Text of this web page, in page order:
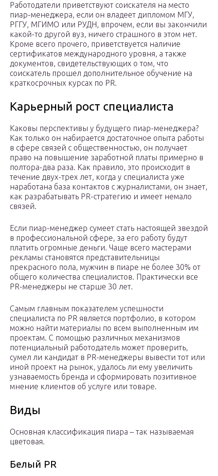
Работодатели приветствуют соискателя на место
пиар-менеджера, если он владеет дипломом МГУ,
РГГУ, МГИМО или РУДН, впрочем, если вы закончили
какой-то другой вуз, ничего страшного в этом нет.
Кроме всего прочего, приветствуется наличие
сертификатов международного уровня, а также
документов, свидетельствующих о том, что
соискатель прошел дополнительное обучение на
краткосрочных курсах по PR.
Карьерный рост специалиста
Каковы перспективы у будущего пиар-менеджера?
Как только он набирается достаточное опыта работы
в сфере связей с общественностью, он получает
право на повышение заработной платы примерно в
полтора-два раза. Как правило, это происходит в
течение двух-трех лет, когда у специалиста уже
наработана база контактов с журналистами, он знает,
как разрабатывать PR-стратегию и имеет немало
связей.
Если пиар-менеджер сумеет стать настоящей звездой
в профессиональной сфере, за его работу будут
платить огромные деньги. Чаще всего мастерами
рекламы становятся представительницы
прекрасного пола, мужчин в пиаре не более 30% от
общего количества специалистов. Практически все
PR-менеджеры не старше 30 лет.
Самым главным показателем успешности
специалиста по PR является портфолио, в котором
можно найти материалы по всем выполненным им
проектам. С помощью различных механизмов
потенциальный работодатель может проверить,
сумел ли кандидат в PR-менеджеры вывести тот или
иной проект на рынок, удалось ли ему увеличить
узнаваемость бренда и сформировать позитивное
мнение клиентов об услуге или товаре.
Виды
Основная классификация пиара – так называемая
цветовая.
Белый PR